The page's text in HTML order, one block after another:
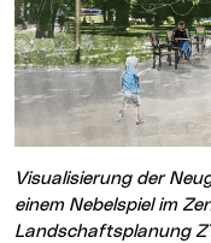
Visualisierung der
einem Nebelspiel im
Landschaftsplanung